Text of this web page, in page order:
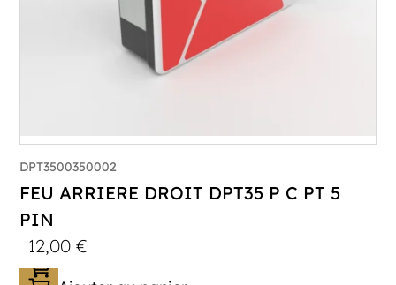
DPT3500350002
FEU ARRIERE DROIT DPT35 P C PT 5
PIN
12,00€